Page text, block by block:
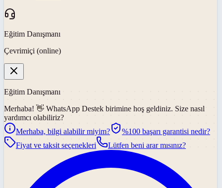
Eğitim Danışmanı
Çevrimiçi (online)
Eğitim Danışmanı
Merhaba! 👋 WhatsApp Destek birimine hoş geldiniz. Size nasıl
yardımcı olabiliriz?
Merhaba, bilgi alabilir miyim?
%100 başarı garantisi nedir?
Fiyat ve taksit seçenekleri
Lütfen beni arar mısınız?